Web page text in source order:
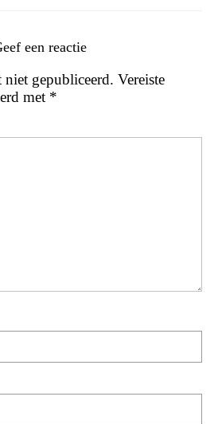
een reactie
niet gepubliceerd. Vereiste
met *